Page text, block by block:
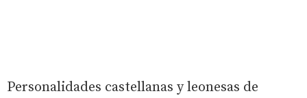
Personalidades castellanas y leonesas de